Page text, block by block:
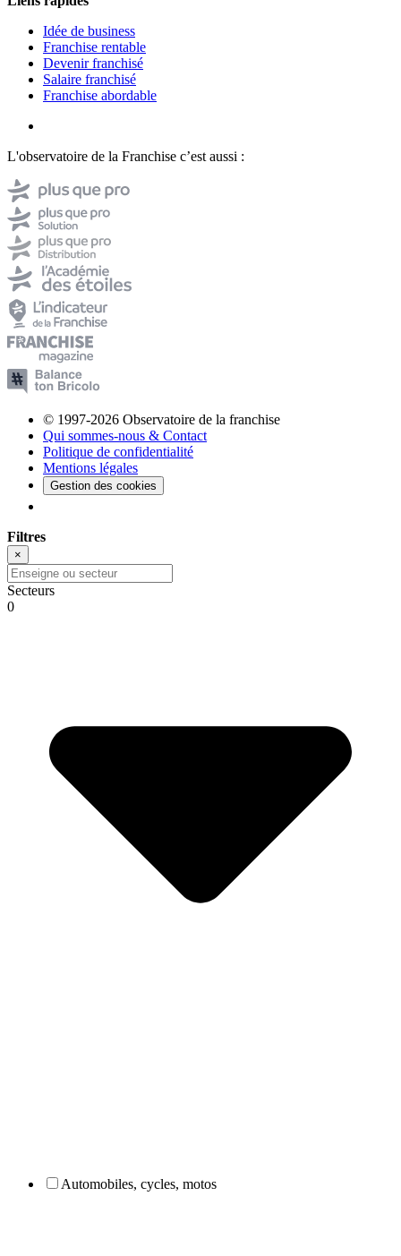
Idée de business
Franchise rentable
Devenir franchisé
Salaire franchisé
Franchise abordable
L'observatoire de la Franchise c’est aussi :
© 1997-2026 Observatoire de la franchise
Qui sommes-nous & Contact
Politique de confidentialité
Mentions légales
Gestion des cookies
Filtres
×
Secteurs
0
Automobiles, cycles, motos